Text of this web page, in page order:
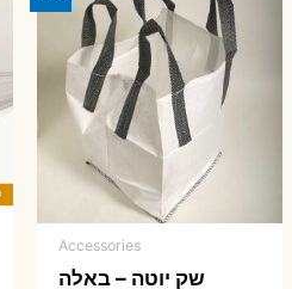
Accessories
שק יוטה – באלה